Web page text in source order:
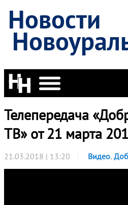
Новости
Телепередача
ТВ» от 21 марта
21.03.2018 | 13:20 Видео,